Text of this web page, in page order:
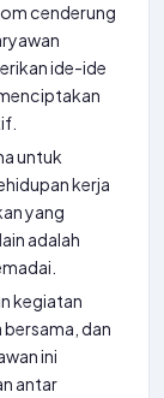
cenderung
ide-ide
untuk
kerja
yang
adalah
kegiatan
dan
ini
antar